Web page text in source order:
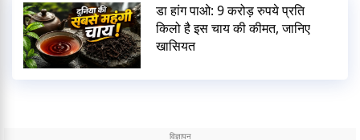
डा हांग पाओ: 9 करोड़ रुपये प्रति
किलो है इस चाय की कीमत, जानिए
खासियत